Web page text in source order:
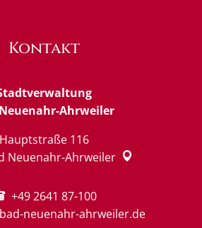
Kontakt
Ahrweiler
Hauptstraße 116
Neuenahr-Ahrweiler
+49 2641 87-100
neuenahr-ahrweiler.de